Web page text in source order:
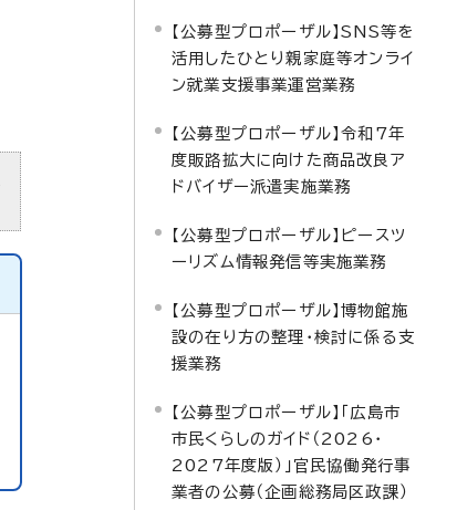
【公募型プロポーザル】SNS等を
活用したひとり親家庭等オンライ
ン就業支援事業運営業務
【公募型プロポーザル】令和7年
度販路拡大に向けた商品改良ア
ドバイザー派遣実施業務
【公募型プロポーザル】ピースツ
ーリズム情報発信等実施業務
【公募型プロポーザル】博物館施
設の在り方の整理・検討に係る支
援業務
【公募型プロポーザル】「広島市
市民くらしのガイド（2026・
2027年度版）」官民協働発行事
業者の公募（企画総務局区政課）